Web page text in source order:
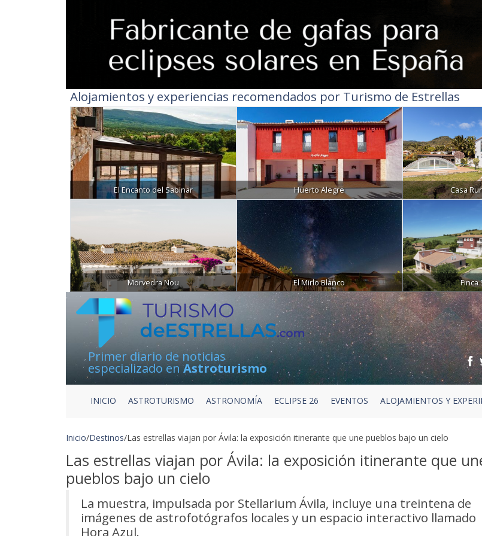
Alojamientos y experiencias recomendados por Turismo de Estrellas
El Encanto del Sabinar Huerto Alegre Casa
Morvedra Nou El Mirlo Blanco Finca
Primer diario de noticias
especializado enAstroturismo
INICIO ASTROTURISMO ASTRONOMÍA ECLIPSE 26 EVENTOS ALOJAMIENTOS Y
Inicio/Destinos/Las estrellas viajan por Ávila: la exposición itinerante que une pueblos bajo un cielo
Las estrellas viajan por Ávila: la exposición itinerante que
pueblos bajo un cielo
La muestra, impulsada por Stellarium Ávila, incluye una treintena de
imágenes de astrofotógrafos locales y un espacio interactivo llamado
Hora Azul.